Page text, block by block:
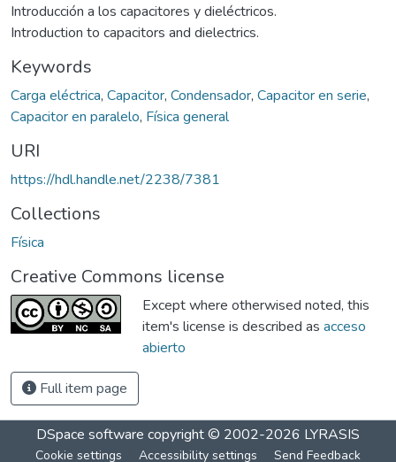
Introducción a los capacitores y dieléctricos.
Introduction to capacitors and dielectrics.
Keywords
Carga eléctrica, Capacitor, Condensador, Capacitor en serie,
Capacitor en paralelo, Física general
URI
https://hdl.handle.net/2238/7381
Collections
Física
Creative Commons license
Except where otherwised noted, this
item's license is described as acceso
abierto
Full item page
DSpace software copyright © 2002-2026 LYRASIS
Cookie settings Accessibility settings Send Feedback